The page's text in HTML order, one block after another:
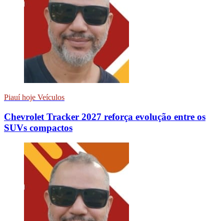
Piauí hoje Veículos
Chevrolet Tracker 2027 reforça evolução entre os
SUVs compactos